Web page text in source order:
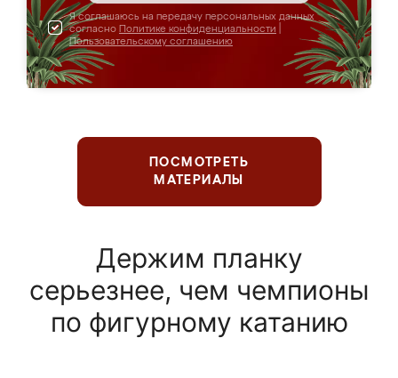
Я соглашаюсь на передачу персональных данных
согласно Политике конфиденциальности
Пользовательскому соглашению
ПОСМОТРЕТЬ
МАТЕРИАЛЫ
Держим планку
серьезнее, чем чемпионы
по фигурному катанию